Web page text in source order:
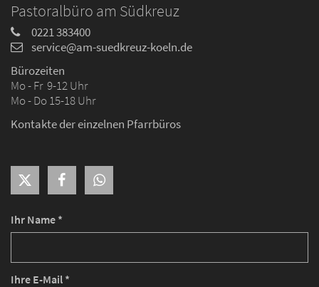
Ihr Name *
Ihre E-Mail *
Pastoralbüro am Südkreuz
0221 383400
service@am-suedkreuz-koeln.de
Bürozeiten
Mo - Fr 9-12 Uhr
Mo - Do 15-18 Uhr
Kontakte der einzelnen Pfarrbüros